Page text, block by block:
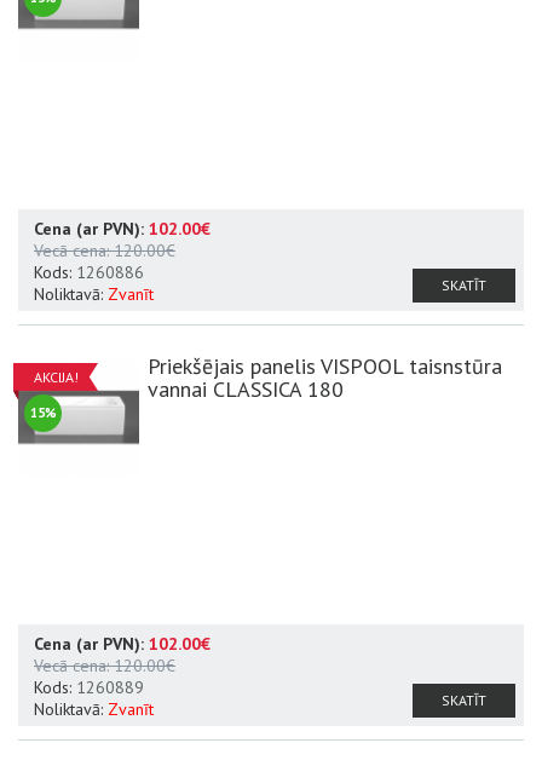
Cena (ar PVN): 102.00€
Vecā cena:120.00€
Kods: 1260886
Noliktavā: Zvanīt SKATĪT
AKCIJA!
15%
Priekšējais panelis VISPOOL taisnstūra
vannai CLASSICA 180
Cena (ar PVN): 102.00€
Vecā cena:120.00€
Kods: 1260889
Noliktavā: Zvanīt SKATĪT